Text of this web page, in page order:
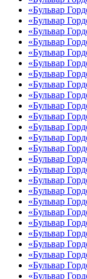
«Бульвар
«Бульвар
«Бульвар
«Бульвар
«Бульвар
«Бульвар
«Бульвар
«Бульвар
«Бульвар
«Бульвар
«Бульвар
«Бульвар
«Бульвар
«Бульвар
«Бульвар
«Бульвар
«Бульвар
«Бульвар
«Бульвар
«Бульвар
«Бульвар
«Бульвар
«Бульвар
«Бульвар
«Бульвар
«Бульвар